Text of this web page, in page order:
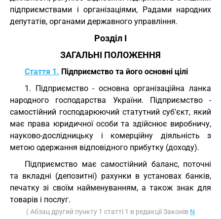
підприємствами і організаціями, Радами народних
депутатів, органами державного управління.
Розділ I
ЗАГАЛЬНІ ПОЛОЖЕННЯ
Стаття 1. Підприємство та його основні цілі
1. Підприємство - основна організаційна ланка
народного господарства України. Підприємство -
самостійний господарюючий статутний суб'єкт, який
має права юридичної особи та здійснює виробничу,
науково-дослідницьку і комерційну діяльність з
метою одержання відповідного прибутку (доходу).
Підприємство має самостійний баланс, поточні
та вкладні (депозитні) рахунки в установах банків,
печатку зі своїм найменуванням, а також знак для
товарів і послуг.
( Абзац другий пункту 1 статті 1 в редакції Законів N